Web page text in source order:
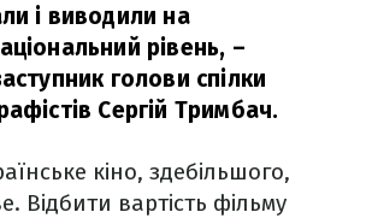
і виводили на
рівень, –
голови спілки
Сергій Тримбач.
кіно, здебільшого,
Відбити вартість фільму